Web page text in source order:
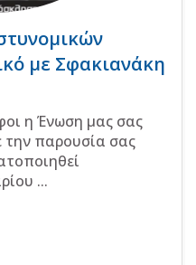
με Σφακιανάκη
η Ένωση μας σας
την παρουσία σας
...